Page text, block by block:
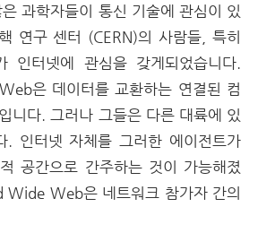
과학자들이 통신 기술에 관심이 있
연구 센터 (CERN)의 사람들, 특히
인터넷에 관심을 갖게되었습니다.
은 데이터를 교환하는 연결된 컴
니다. 그러나 그들은 다른 대륙에 있
. 인터넷 자체를 그러한 에이전트가
공간으로 간주하는 것이 가능해졌
Web은 네트워크 참가자 간의